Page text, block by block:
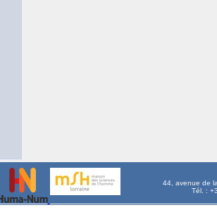
44, avenue de
Tél. :